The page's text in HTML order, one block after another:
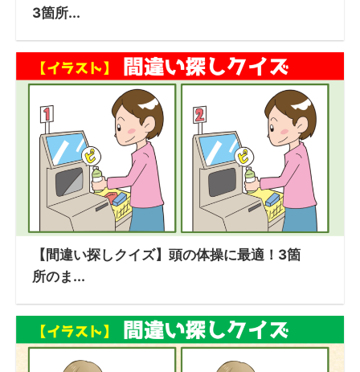
3箇所...
【間違い探しクイズ】頭の体操に最適！3箇
所のま...